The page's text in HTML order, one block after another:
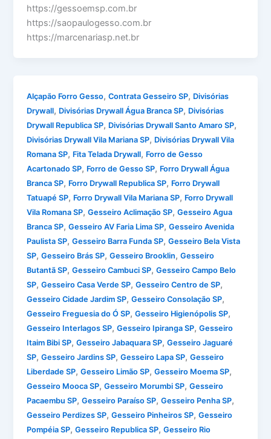
https://gessoemsp.com.br
https://saopaulogesso.com.br
https://marcenariasp.net.br
Alçapão Forro Gesso,Contrata Gesseiro SP, Divisórias
Drywall, Divisórias Drywall Água Branca SP, Divisórias
Drywall Republica SP, Divisórias Drywall Santo Amaro SP,
Divisórias Drywall Vila Mariana SP, Divisórias Drywall Vila
Romana SP, Fita Telada Drywall, Forro de Gesso
Acartonado SP, Forro de Gesso SP, Forro Drywall Água
Branca SP, Forro Drywall Republica SP, Forro Drywall
Tatuapé SP, Forro Drywall Vila Mariana SP, Forro Drywall
Vila Romana SP,Gesseiro Aclimação SP,Gesseiro Agua
Branca SP,Gesseiro AV Faria Lima SP,Gesseiro Avenida
Paulista SP,Gesseiro Barra Funda SP,Gesseiro Bela Vista
SP,Gesseiro Brás SP,Gesseiro Brooklin,Gesseiro
Butantã SP,Gesseiro Cambuci SP,Gesseiro Campo Belo
SP,Gesseiro Casa Verde SP,Gesseiro Centro de SP,
Gesseiro Cidade Jardim SP,Gesseiro Consolação SP,
Gesseiro Freguesia do Ó SP,Gesseiro Higienópolis SP,
Gesseiro Interlagos SP,Gesseiro Ipiranga SP,Gesseiro
Itaim Bibi SP,Gesseiro Jabaquara SP,Gesseiro Jaguaré
SP,Gesseiro Jardins SP,Gesseiro Lapa SP,Gesseiro
Liberdade SP,Gesseiro Limão SP,Gesseiro Moema SP,
Gesseiro Mooca SP,Gesseiro Morumbi SP,Gesseiro
Pacaembu SP,Gesseiro Paraíso SP,Gesseiro Penha SP,
Gesseiro Perdizes SP,Gesseiro Pinheiros SP,Gesseiro
Pompéia SP,Gesseiro Republica SP,Gesseiro Rio